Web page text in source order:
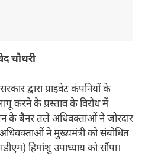
चौधरी
द्वारा प्राइवेट कंपनियों के
करने के प्रस्ताव के विरोध में
के बैनर तले अधिवक्ताओं ने जोरदार
अधिवक्ताओं ने मुख्यमंत्री को संबोधित
हिमांशु उपाध्याय को सौंपा।